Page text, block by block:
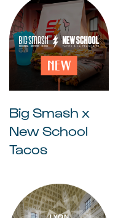
NEW
Big Smash x
New School
Tacos